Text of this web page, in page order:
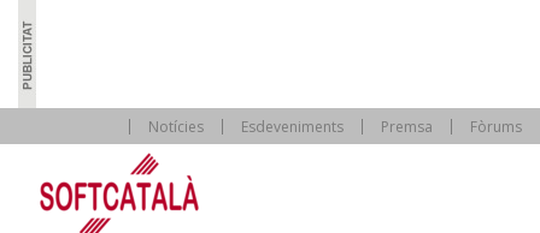
Notícies Esdeveniments Premsa Fòrums